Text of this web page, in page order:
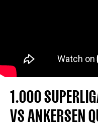
1.000
VS ANKERSEN